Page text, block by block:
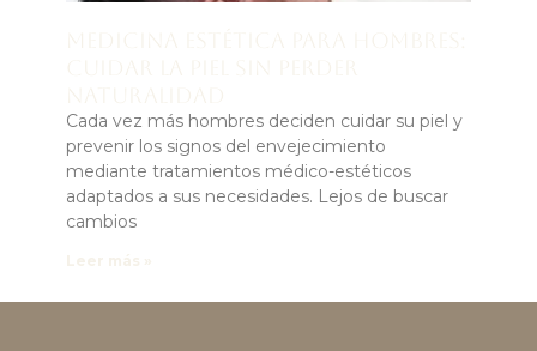
Cada vez más hombres deciden cuidar su piel y
prevenir los signos del envejecimiento
mediante tratamientos médico-estéticos
adaptados a sus necesidades. Lejos de buscar
cambios